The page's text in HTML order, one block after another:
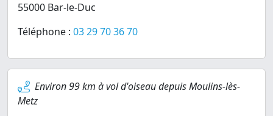
55000 Bar-le-Duc
Téléphone : 03 29 70 36 70
Environ 99 km à vol d'oiseau depuis Moulins-lès-
Metz